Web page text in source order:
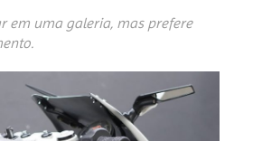
em uma galeria, mas prefere